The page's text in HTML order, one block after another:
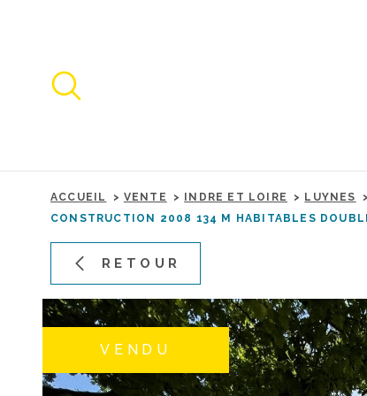
recherche
principal
ACCUEIL VENTE INDRE ET LOIRE LUYNES
CONSTRUCTION 2008 134 M HABITABLES
RETOUR
VENDU